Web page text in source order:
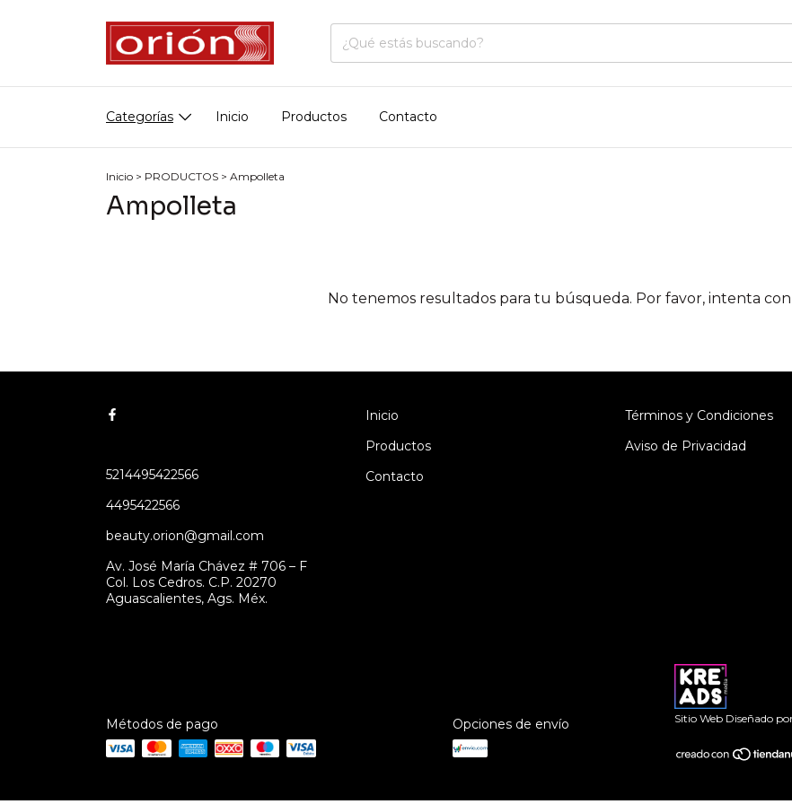
Categorías Inicio Productos Contacto
Inicio > PRODUCTOS > Ampolleta
Ampolleta
No tenemos resultados para tu búsqueda. Por favor, intenta
5214495422566
4495422566
beauty.orion@gmail.com
Av. José María Chávez # 706 – F
Col. Los Cedros. C.P. 20270
Aguascalientes, Ags. Méx.
Inicio
Productos
Contacto
Términos y Condiciones
Aviso de Privacidad
Métodos de pago Opciones de envío Sitio Web Diseñado